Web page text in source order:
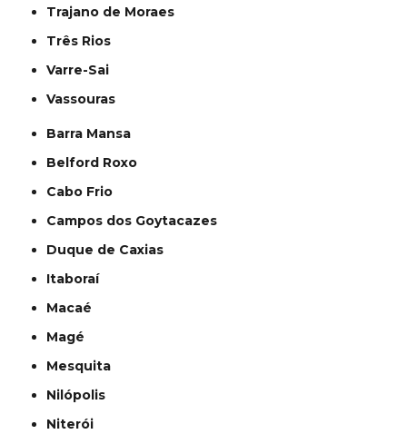
Trajano de Moraes
Três Rios
Varre-Sai
Vassouras
Barra Mansa
Belford Roxo
Cabo Frio
Campos dos Goytacazes
Duque de Caxias
Itaboraí
Macaé
Magé
Mesquita
Nilópolis
Niterói